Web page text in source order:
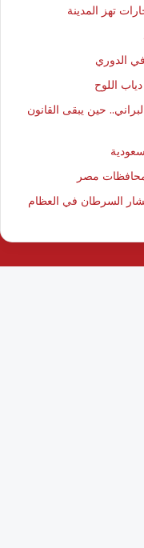
الدوري
اللوح
يوم»: الجنيه البراني.. حين يبقى القانون
مصر
السرطان في العظام